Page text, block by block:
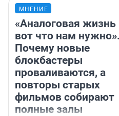
МНЕНИЕ
«Аналоговая
вот что нам нужно».
Почему новые
блокбастеры
проваливаются, а
повторы старых
фильмов собирают
полные залы